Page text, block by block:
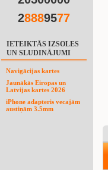
28889577
IETEIKTĀS IZSOLES
UN SLUDINĀJUMI
Navigācijas kartes
Jaunākās Eiropas un
Latvijas kartes 2026
iPhone adapteris vecajām
austiņām 3.5mm